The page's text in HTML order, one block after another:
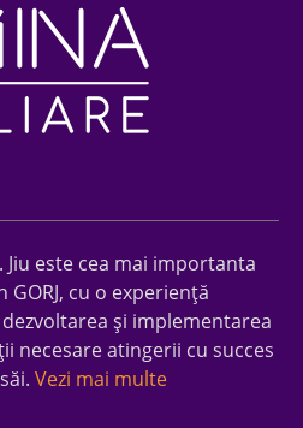
Jiu este cea mai importanta
cu o experienţă
şi implementarea
necesare atingerii cu succes
Vezi mai multe